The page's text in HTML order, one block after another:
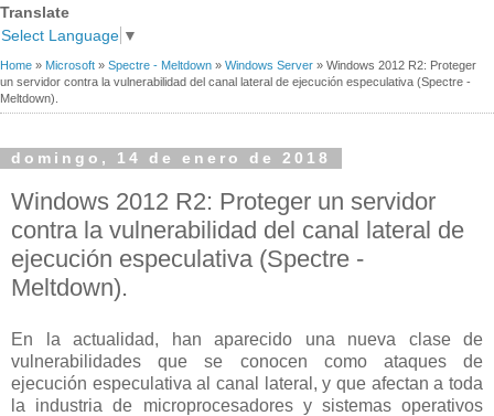
Translate
Select Language ▼
Home » Microsoft » Spectre - Meltdown » Windows Server » Windows 2012 R2: Proteger
un servidor contra la vulnerabilidad del canal lateral de ejecución especulativa (Spectre -
Meltdown).
domingo, 14 de enero de 2018
Windows 2012 R2: Proteger un servidor
contra la vulnerabilidad del canal lateral de
ejecución especulativa (Spectre -
Meltdown).
En la actualidad, han aparecido una nueva clase de
vulnerabilidades que se conocen como ataques de
ejecución especulativa al canal lateral, y que afectan a toda
la industria de microprocesadores y sistemas operativos